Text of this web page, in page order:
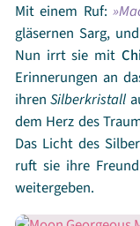
Mit einem Ruf:
gläsernen Sarg,
Nun irrt sie mit
Erinnerungen an
ihrenSilberkristall
dem Herz des
Das Licht des
ruft sie ihre
weitergeben.